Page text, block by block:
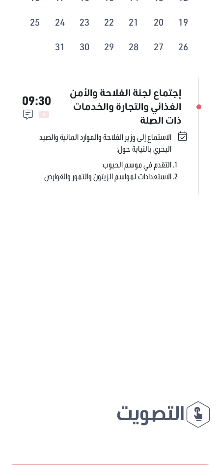
19
20
21
22
23
24
25
26
27
28
29
30
31
إجتماع لجنة الفلاحة والأمن
الغذائي والتجارة والخدمات
ذات الصلة
09:30
الاستماع إلى وزير الفلاحة والموارد المائية والصيد
البحري بالنيابة حول:
التقدم في موسم الحبوب
الاستعدادات لمواسم الزيتون والتمور والقوارص
التصويت